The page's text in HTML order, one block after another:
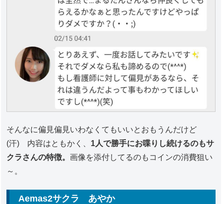
そんなに偏見偏見いわなくてもいいとおもうんだけど
(汗) 内容はともかく、 1人で勝手にお喋りし続けるのもサ
クラさんの特徴。画像を添付してるのもコインの消費狙い
～。
Aemas2サクラ あやか